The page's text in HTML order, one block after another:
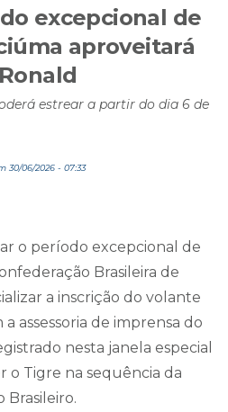
excepcional de
aproveitará
estrear a partir do dia 6 de
30/06/2026 - 07:33
o período excepcional de
Brasileira de
a inscrição do volante
assessoria de imprensa do
nesta janela especial
o Tigre na sequência da
Brasileiro.